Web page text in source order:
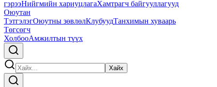
гэрээНийгмийн хариуцлагаХамтрагч байгууллагууд
Оюутан
ТэтгэлэгОюутны зөвлөлКлубуудТанхимын хуваарь
Төгсөгч
ХолбооАмжилтын түүх
Хайх